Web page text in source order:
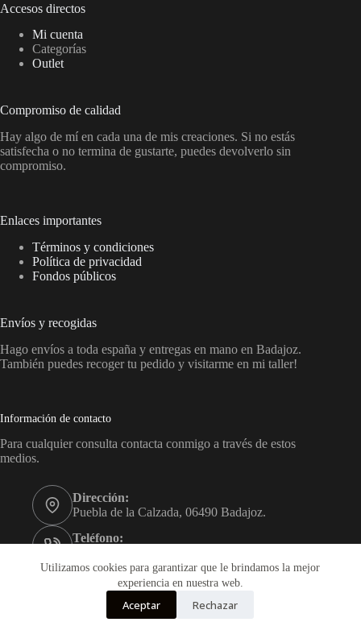
Utilizamos cookies para garantizar que le brindamos la mejor
experiencia en nuestra web.
Aceptar Rechazar
Accesos directos
Mi cuenta
Categorías
Outlet
Compromiso de calidad
Hay algo de mí en cada una de mis creaciones. Si no estás
satisfecha o no termina de gustarte, puedes devolverlo sin
compromiso.
Enlaces importantes
Términos y condiciones
Política de privacidad
Fondos públicos
Envíos y recogidas
Hago envíos a toda españa y entregas en mano en Badajoz.
También puedes recoger tu pedido y visitarme en mi taller!
Información de contacto
Para cualquier consulta contacta conmigo a través de estos
medios.
Dirección:
Puebla de la Calzada, 06490 Badajoz.
Teléfono:
sara@sagoca.com
Copyright © 2026 - Sara Gómez Carrillo. Artesanía textil y en